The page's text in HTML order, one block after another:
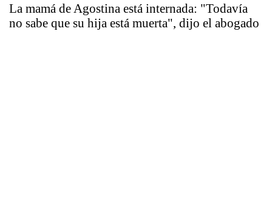
La mamá de Agostina está internada: "Todavía
no sabe que su hija está muerta", dijo el abogado